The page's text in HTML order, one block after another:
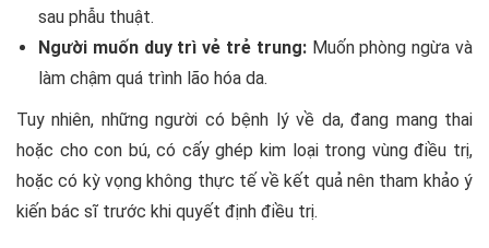
sau phẫu thuật.
Người muốn duy trì vẻ trẻ trung:Muốn phòng ngừa và
làm chậm quá trình lão hóa da.
Tuy nhiên, những người có bệnh lý về da, đang mang thai
hoặc cho con bú, có cấy ghép kim loại trong vùng điều trị,
hoặc có kỳ vọng không thực tế về kết quả nên tham khảo ý
kiến bác sĩ trước khi quyết định điều trị.